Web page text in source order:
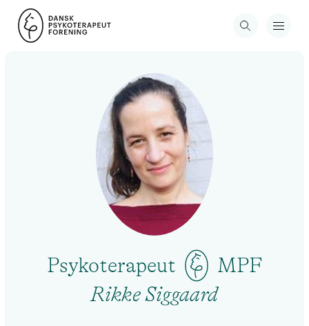
Psykoterapeut
MPF
Rikke Siggaard